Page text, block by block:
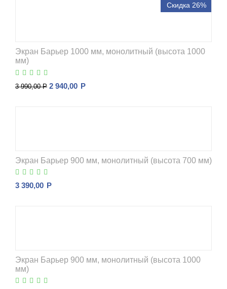
Скидка 26%
Экран Барьер 1000 мм, монолитный (высота 1000
мм)
3 990,00 Р 2 940,00 Р
Экран Барьер 900 мм, монолитный (высота 700 мм)
3 390,00 Р
Экран Барьер 900 мм, монолитный (высота 1000
мм)